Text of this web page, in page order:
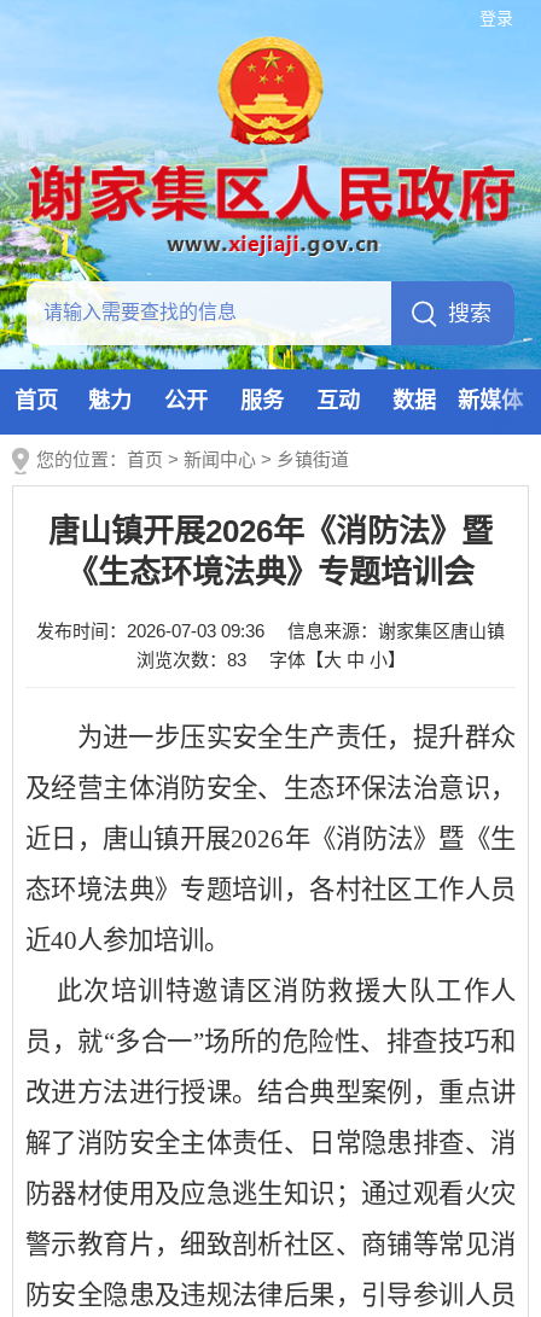
登录
首页 魅力 公开 服务 互动 数据 新媒体
您的位置： 首页 > 新闻中心 > 乡镇街道
唐山镇开展2026年《消防法》暨
《生态环境法典》专题培训会
发布时间：2026-07-03 09:36
信息来源：谢家集区唐山镇
浏览次数： 83 字体【大 中 小】
为进一步压实安全生产责任，提升群众
及经营主体消防安全、生态环保法治意识，
近日，唐山镇开展2026年《消防法》暨《生
态环境法典》专题培训，各村社区工作人员
近40人参加培训。
此次培训特邀请区消防救援大队工作人
员，就“多合一”场所的危险性、排查技巧和
改进方法进行授课。结合典型案例，重点讲
解了消防安全主体责任、日常隐患排查、消
防器材使用及应急逃生知识；通过观看火灾
警示教育片，细致剖析社区、商铺等常见消
防安全隐患及违规法律后果，引导参训人员